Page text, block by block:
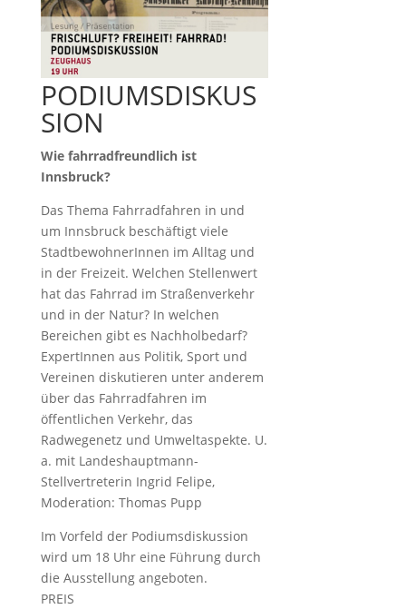
PODIUMSDISKUS
SION
Wie fahrradfreundlich ist
Innsbruck?
Das Thema Fahrradfahren in und
um Innsbruck beschäftigt viele
StadtbewohnerInnen im Alltag und
in der Freizeit. Welchen Stellenwert
hat das Fahrrad im Straßenverkehr
und in der Natur? In welchen
Bereichen gibt es Nachholbedarf?
ExpertInnen aus Politik, Sport und
Vereinen diskutieren unter anderem
über das Fahrradfahren im
öffentlichen Verkehr, das
Radwegenetz und Umweltaspekte. U.
a. mit Landeshauptmann-
Stellvertreterin Ingrid Felipe,
Moderation: Thomas Pupp
Im Vorfeld der Podiumsdiskussion
wird um 18 Uhr eine Führung durch
die Ausstellung angeboten.
PREIS